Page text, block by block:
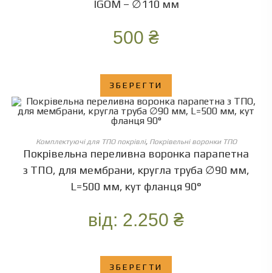
IGOM – ∅110 мм
500 ₴
ЗБЕРЕГТИ
ОБЕРІТЬ ОПЦІЇ
Комплектуючі для ТПО покрівлі, Покрівельні воронки ТПО
Покрівельна переливна воронка парапетна
з ТПО, для мембрани, кругла труба ∅90 мм,
L=500 мм, кут фланця 90°
від: 2.250 ₴
ЗБЕРЕГТИ